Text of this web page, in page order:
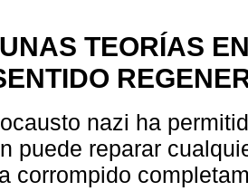
TEORÍAS
nazi ha
puede reparar
corrompido